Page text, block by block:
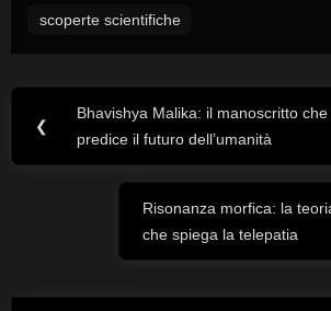
scoperte scientifiche
Navigazione
articoli
❮
Previous
Post:
Bhavishya Malika: il manoscritto che
predice il futuro dell’umanità
Next
Post:
Risonanza morfica: la
che spiega la telepatia